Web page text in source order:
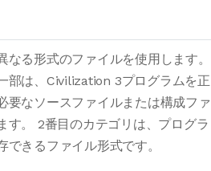
なる形式のファイルを使用します。
部は、Civilization 3プログラムを正
要なソースファイルまたは構成ファ
す。 2番目のカテゴリは、プログラ
できるファイル形式です。